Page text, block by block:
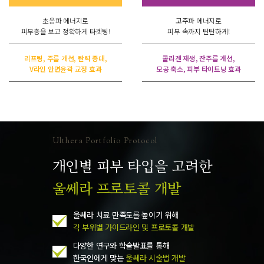
초음파 에너지로
피부층을 보고 정확하게 타겟팅!
리프팅, 주름 개선, 탄력 증대,
V라인 안면윤곽 교정 효과
고주파 에너지로
피부 속까지 탄탄하게!
콜라겐 재생, 잔주름 개선,
모공 축소, 피부 타이트닝 효과
Ulthera Portfolio Protocol
개인별 피부 타입을 고려한
울쎄라 프로토콜 개발
울쎄라 치료 만족도를 높이기 위해
각 부위별 가이드라인 및 프로토콜 개발
다양한 연구와 학술발표를 통해
한국인에게 맞는 울쎄라 시술법 개발